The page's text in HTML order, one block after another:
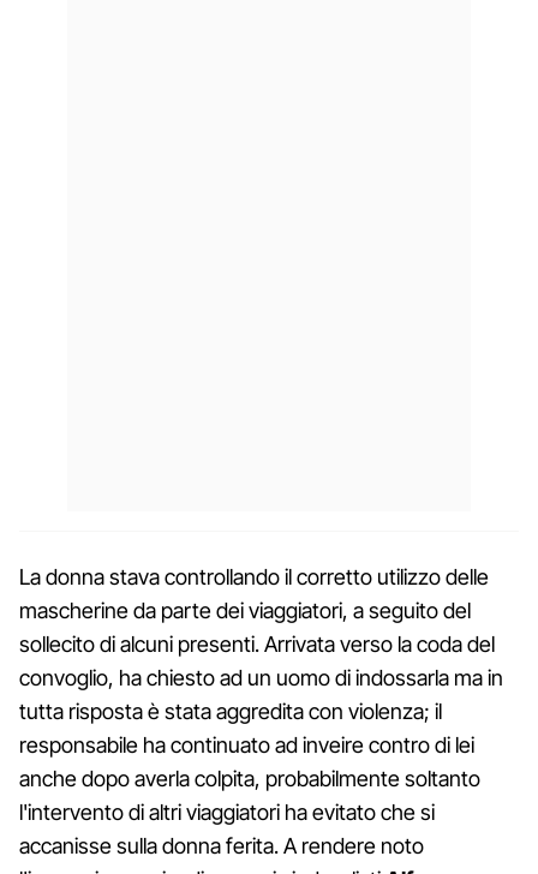
La donna stava controllando il corretto utilizzo delle
mascherine da parte dei viaggiatori, a seguito del
sollecito di alcuni presenti. Arrivata verso la coda del
convoglio, ha chiesto ad un uomo di indossarla ma in
tutta risposta è stata aggredita con violenza; il
responsabile ha continuato ad inveire contro di lei
anche dopo averla colpita, probabilmente soltanto
l'intervento di altri viaggiatori ha evitato che si
accanisse sulla donna ferita. A rendere noto